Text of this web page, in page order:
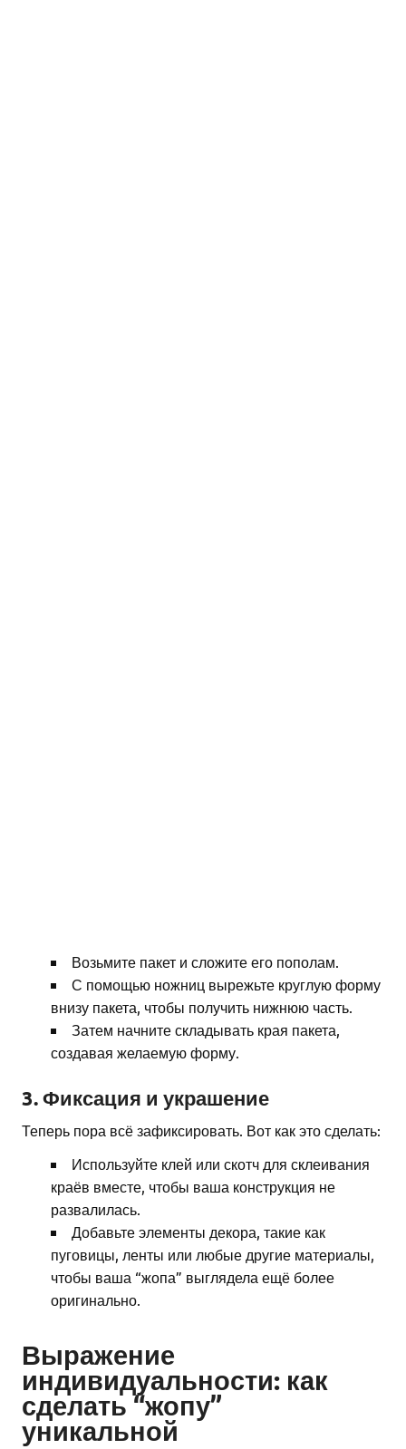
Возьмите пакет и сложите его пополам.
С помощью ножниц вырежьте круглую форму
внизу пакета, чтобы получить нижнюю часть.
Затем начните складывать края пакета,
создавая желаемую форму.
3. Фиксация и украшение
Теперь пора всё зафиксировать. Вот как это сделать:
Используйте клей или скотч для склеивания
краёв вместе, чтобы ваша конструкция не
развалилась.
Добавьте элементы декора, такие как
пуговицы, ленты или любые другие материалы,
чтобы ваша “жопа” выглядела ещё более
оригинально.
Выражение
индивидуальности: как
сделать “жопу”
уникальной